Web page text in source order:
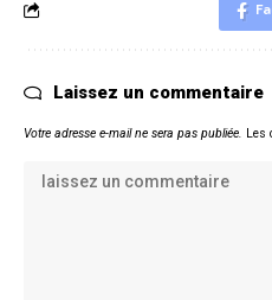
Laissez un commentaire
Votre adresse e-mail ne sera pas publiée. Les